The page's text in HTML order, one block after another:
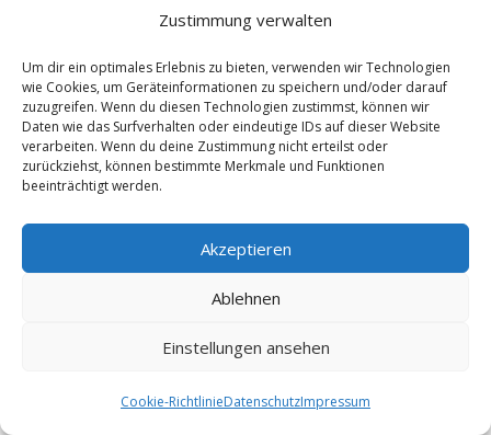
Zustimmung verwalten
Um dir ein optimales Erlebnis zu bieten, verwenden wir Technologien
wie Cookies, um Geräteinformationen zu speichern und/oder darauf
zuzugreifen. Wenn du diesen Technologien zustimmst, können wir
Daten wie das Surfverhalten oder eindeutige IDs auf dieser Website
verarbeiten. Wenn du deine Zustimmung nicht erteilst oder
zurückziehst, können bestimmte Merkmale und Funktionen
beeinträchtigt werden.
Akzeptieren
Ablehnen
Einstellungen ansehen
Cookie-RichtlinieDatenschutzImpressum
Münchweiler an der Alsenz
Ottersheim bei Kirchheimbolanden (5.88 km)
Immesheim (6.01 km)
Hettenleidelheim
Ebertsheim Pfalz
Albisheim Pfrimm (6.11 km)
Wattenheim Pfalz
Neuhemsbach